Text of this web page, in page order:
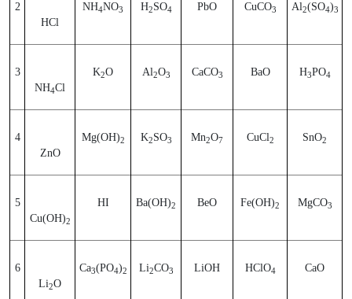
2
HCl
NH4NO3 H2SO4 PbO CuCO3 Al2(SO4)3
3
NH4Cl
K2O Al2O3 CaCO3 BaO H3PO4
4
ZnO
Mg(OH)2 K2SO3 Mn2O7 CuCl2 SnO2
5
Cu(OH)2
HI Ba(OH)2 BeO Fe(OH)2 MgCO3
6
Li2O
Ca3(PO4)2 Li2CO3 LiOH HClO4 CaO